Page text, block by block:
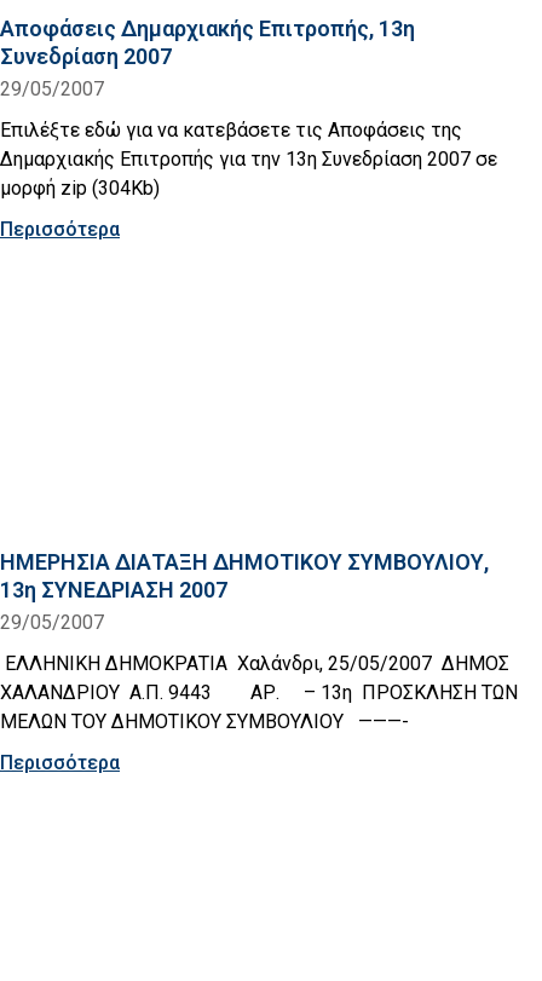
Αποφάσεις Δημαρχιακής Επιτροπής, 13η
Συνεδρίαση 2007
29/05/2007
Επιλέξτε εδώ για να κατεβάσετε τις Αποφάσεις της
Δημαρχιακής Επιτροπής για την 13η Συνεδρίαση 2007 σε
μορφή zip (304Kb)
Περισσότερα
ΗΜΕΡΗΣΙΑ ΔΙΑΤΑΞΗ ΔΗΜΟΤΙΚΟΥ ΣΥΜΒΟΥΛΙΟΥ,
13η ΣΥΝΕΔΡΙΑΣΗ 2007
29/05/2007
ΕΛΛΗΝΙΚΗ ΔΗΜΟΚΡΑΤΙΑ Χαλάνδρι, 25/05/2007 ΔΗΜΟΣ
ΧΑΛΑΝΔΡΙΟΥ Α.Π. 9443 ΑΡ. – 13η ΠΡΟΣΚΛΗΣΗ ΤΩΝ
ΜΕΛΩΝ ΤΟΥ ΔΗΜΟΤΙΚΟΥ ΣΥΜΒΟΥΛΙΟΥ ———-
Περισσότερα